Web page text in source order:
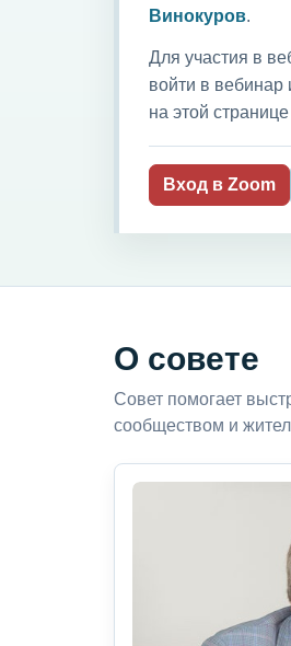
Винокуров.
Для участия в
войти в
на этой
Вход в Zoom
О совете
Совет помогает
сообществом и